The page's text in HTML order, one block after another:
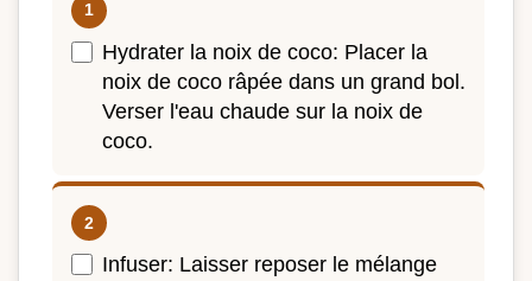
Hydrater la noix de coco: Placer la
noix de coco râpée dans un grand bol.
Verser l'eau chaude sur la noix de
coco.
Infuser: Laisser reposer le mélange